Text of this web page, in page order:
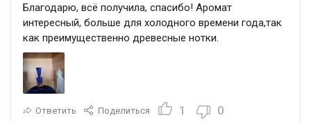
Благодарю, всё получила, спасибо! Аромат
интересный, больше для холодного времени года,так
как преимущественно древесные нотки.
Ответить Поделиться 1 0